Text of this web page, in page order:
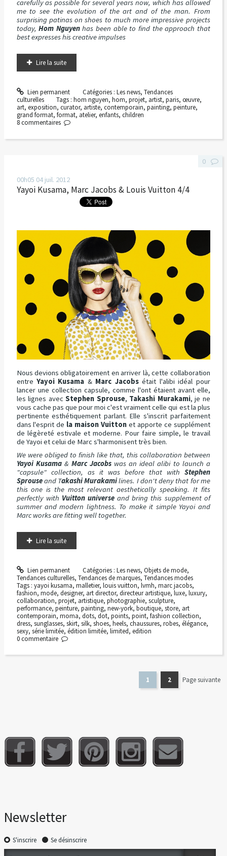
carefully as possible for several years now, which has allowed
me to see the evolution of the art and of the man. From
surprising patinas on shoes to much more impressive projects
today,Hom Nguyenhas been able to find the approach that
best expresses his creative impulses
Lire la suite
Lien permanent Catégories : Les news, Tendances
culturelles
Tags :hom nguyen,hom,projet, artist,paris,œuvre,
art, exposition, curator, artiste, contemporain, painting, peinture,
grand format, format, atelier, enfants, children
8 commentaires
00h05 04 juil. 2012
Yayoi Kusama, Marc Jacobs & Louis Vuitton 4/4
Nous devions obligatoirement en arriver là, cette collaboration
entre Yayoi Kusama &Marc Jacobsétait l'alibi idéal pour
lancer une collection capsule, comme l'ont étaient avant elle,
les lignes avecStephen Sprouse, Takashi Murakami, je ne
vous cache pas que pour moi c'est vraiment celle qui est la plus
pertinente esthétiquement parlant. Elle s'inscrit parfaitement
dans l'esprit de la maison Vuitton et apporte ce supplément
de légèreté estivale et moderne. Pour faire simple, le travail
de Yayoi et celui de Marc s'harmonisent très bien.
We were obliged to finish like that, this collaboration between
Yayoi Kusama& Marc Jacobswas an ideal alibi to launch a
"capsule" collection, as it was before that with Stephen
Sprouseand Takashi Murakamilines. I don't deny that for me
this one is the most relevant aesthetically speaking. It fits
perfectly with Vuitton universeand bring this supplement of
summer and modern lightness. To make it simple Yayoi and
Marc works are fitting well together.
Lire la suite
Lien permanent Catégories : Les news, Objets de mode,
Tendances culturelles, Tendances de marques, Tendances modes
Tags : yayoi kusama, malletier, louis vuitton, lvmh, marc jacobs,
fashion, mode, designer, art director, directeur artistique, luxe, luxury,
collaboration, projet, artistique, photographie, sculpture,
performance, peinture, painting, new-york, boutique, store, art
contemporain, moma, dots, dot, points, point, fashion collection,
dress, sunglasses, skirt, silk, shoes, heels, chaussures, robes, élégance,
sexy, série limitée, édition limitée, limited, edition
0
0 commentaire
1 2 Page suivante
Newsletter
S'inscrire Se désinscrire